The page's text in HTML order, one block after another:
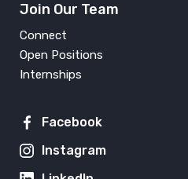
Join Our Team
Connect
Open Positions
Internships
Facebook
Instagram